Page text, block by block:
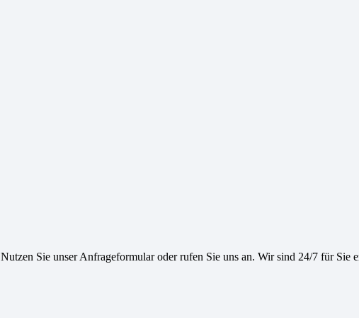
Nutzen Sie unser Anfrageformular oder rufen Sie uns an. Wir sind 24/7 für Sie